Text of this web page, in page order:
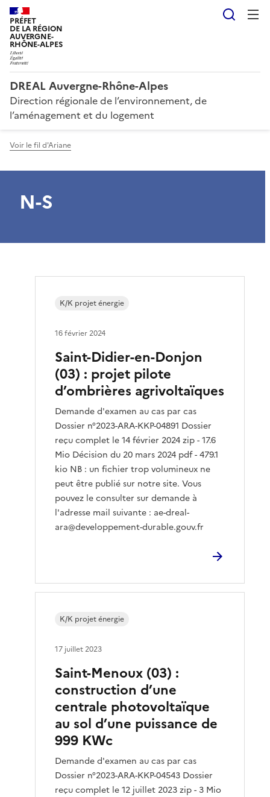
PRÉFET
DE LA RÉGION
AUVERGNE-
RHÔNE-ALPES
DREAL Auvergne-Rhône-Alpes
Direction régionale de l’environnement, de
l’aménagement et du logement
Voir le fil d'Ariane
N-S
Saint-Didier-en-Donjon
(03) : projet pilote
d’ombrières agrivoltaïques
Demande d'examen au cas par cas
Dossier n°2023-ARA-KKP-04891 Dossier
reçu complet le 14 février 2024 zip - 17.6
Mio Décision du 20 mars 2024 pdf - 479.1
kio NB : un fichier trop volumineux ne
peut être publié sur notre site. Vous
pouvez le consulter sur demande à
l'adresse mail suivante : ae-dreal-
ara@developpement-durable.gouv.fr
K/K projet énergie
16 février 2024
Saint-Menoux (03) :
construction d’une
centrale photovoltaïque
au sol d’une puissance de
999 KWc
Demande d'examen au cas par cas
Dossier n°2023-ARA-KKP-04543 Dossier
reçu complet le 12 juillet 2023 zip - 3 Mio
K/K projet énergie
17 juillet 2023